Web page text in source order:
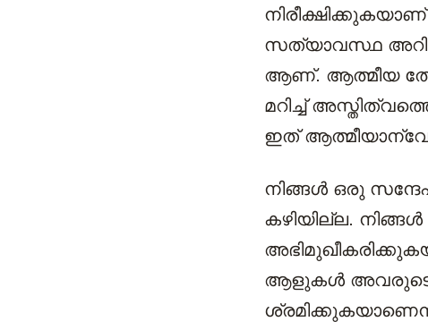
സത്യാവസ്ഥ
ആണ്. ആത്മീയ
മറിച്ച്
ഇത്
നിങ്ങൾ ഒരു
കഴിയില്ല.
ആളുകൾ അവരുടെ